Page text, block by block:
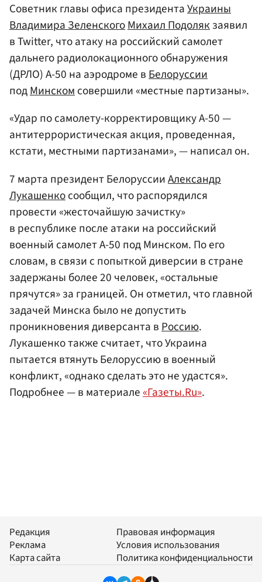
Советник главы офиса президентаУкраины
Владимира ЗеленскогоМихаил Подолякзаявил
в Twitter, что атаку на российский самолет
дальнего радиолокационного обнаружения
(ДРЛО) А-50 на аэродроме вБелоруссии
подМинскомсовершили «местные партизаны».
«Удар по самолету-корректировщику А-50 —
антитеррористическая акция, проведенная,
кстати, местными партизанами», — написал он.
7 марта президент БелоруссииАлександр
Лукашенкосообщил, что распорядился
провести «жесточайшую зачистку»
в республике после атаки на российский
военный самолет А-50 под Минском. По его
словам, в связи с попыткой диверсии в стране
задержаны более 20 человек, «остальные
прячутся» за границей. Он отметил, что главной
задачей Минска было не допустить
проникновения диверсанта в Россию.
Лукашенко также считает, что Украина
пытается втянуть Белоруссию в военный
конфликт, «однако сделать это не удастся».
Подробнее — в материале«Газеты.Ru».
Редакция
Реклама
Карта сайта
Правовая информация
Условия использования
Политика конфиденциальности